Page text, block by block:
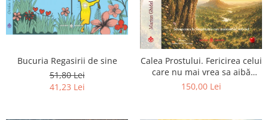
Bucuria Regasirii de sine
51,80 Lei
41,23 Lei
Calea Prostului. Fericirea celui
care nu mai vrea sa aibă
dreptate - Intoarcerea la
150,00 Lei